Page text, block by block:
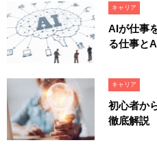
キャリア
AIが仕事
る仕事と
キャリア
初心者か
徹底解説